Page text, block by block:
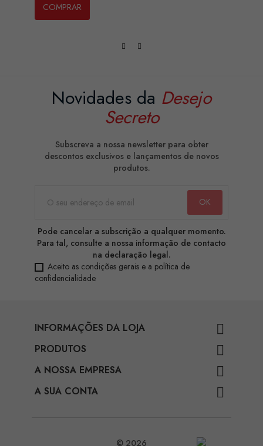
COMPRAR
Novidades da Desejo
Secreto
Subscreva a nossa newsletter para obter
descontos exclusivos e lançamentos de novos
produtos.
Pode cancelar a subscrição a qualquer momento.
Para tal, consulte a nossa informação de contacto
na declaração legal.
Aceito as condições gerais e a política de
confidencialidade
INFORMAÇÕES DA LOJA 
PRODUTOS 
A NOSSA EMPRESA 
A SUA CONTA 
© 2026